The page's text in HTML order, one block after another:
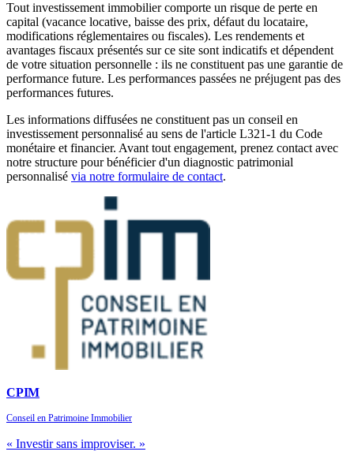
Tout investissement immobilier comporte un risque de perte en
capital (vacance locative, baisse des prix, défaut du locataire,
modifications réglementaires ou fiscales). Les rendements et
avantages fiscaux présentés sur ce site sont indicatifs et dépendent
de votre situation personnelle : ils ne constituent pas une garantie de
performance future. Les performances passées ne préjugent pas des
performances futures.
Les informations diffusées ne constituent pas un conseil en
investissement personnalisé au sens de l'article L321-1 du Code
monétaire et financier. Avant tout engagement, prenez contact avec
notre structure pour bénéficier d'un diagnostic patrimonial
personnalisé via notre formulaire de contact.
CPIM
Conseil en Patrimoine Immobilier
« Investir sans improviser. »